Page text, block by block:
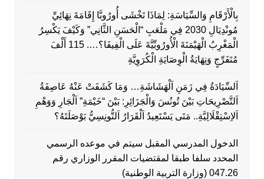
بِالْأَرْقَامِ وَالسِّيَاسَةِ: لِمَاذَا تَخْشَى أُورُوبَّا إِقَامَةَ نِهَائِيِّ
مُونْدِيَالِ 2030 فِي مَلْعَبِ “الْحَسَنِ الثَّانِي” وَكَيْفَ يَكْسِرُ
الْمَغْرِبُ الْهَيْمَنَةَ الْأُورُوبِّيَّةَ عَلَى الْفِيفَا؟…. 115 أَلْفَ
مُتَفَرِّجٍ وَنِهَايَةُ الْوِصَايَةِ الْكُرَوِيَّةِ
اَلسِّيَادَةُ فِي زَمَنِ اَلْهَشَاشَةِ… وَمَا كَشَفَتْ عَنْهُ عَاصِفَةُ
اَلتَّصْرِيحَاتِ بَيْنَ تُونُسَ وَالْجَزَائِرِ: بَيْنَ “خَيْمَةِ” اَلْجَارِ وَوَهْمِ
اَلاِسْتِقْلَالِيَّةِ.. مَتَى يَسْتَعِيدُ اَلْقَرَارُ اَلتُّونِسِيُّ بَوْصَلَتَهُ؟
الدخول المدرسي المقبل سیتم في موعده الرسمي
المحدد سلفا طبقا لمقتضیات المقرر الوزاري رقم
047.26 (وزارة التربية الوطنية)